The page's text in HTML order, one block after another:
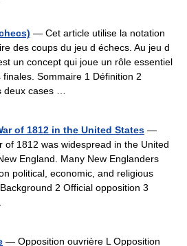
— Cet article utilise la notation
des coups du jeu d échecs. Au jeu d
un concept qui joue un rôle essentiel
Sommaire 1 Définition 2
deux cases …
of 1812 in the United States —
of 1812 was widespread in the United
England. Many New Englanders
political, economic, and religious
2 Official opposition 3
— Opposition ouvrière L Opposition